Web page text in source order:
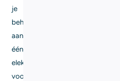
je
behoefte
aan
één
elektricien
voor